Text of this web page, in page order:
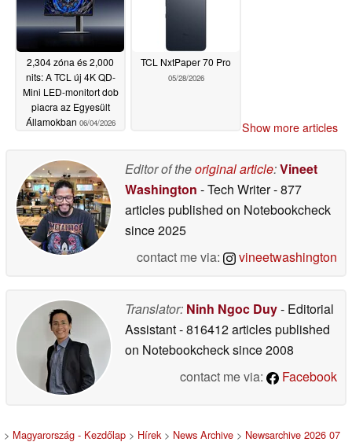
2,304 zóna és 2,000
nits: A TCL új 4K QD-
Mini LED-monitort dob
piacra az Egyesült
Államokban 06/04/2026
TCL NxtPaper 70 Pro
05/28/2026
Show more articles
Editor of theoriginal article:Vineet
Washington - Tech Writer- 877
articles published on Notebookcheck
since 2025
contact me via:
vineetwashington
Translator: Ninh Ngoc Duy- Editorial
Assistant- 816412 articles published
on Notebookchecksince 2008
contact me via:
Facebook
> Magyarország - Kezdőlap > Hírek> News Archive > Newsarchive 2026 07